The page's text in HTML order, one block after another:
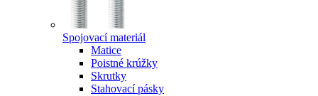
Spojovací materiál
Matice
Poistné krúžky
Skrutky
Stahovací pásky